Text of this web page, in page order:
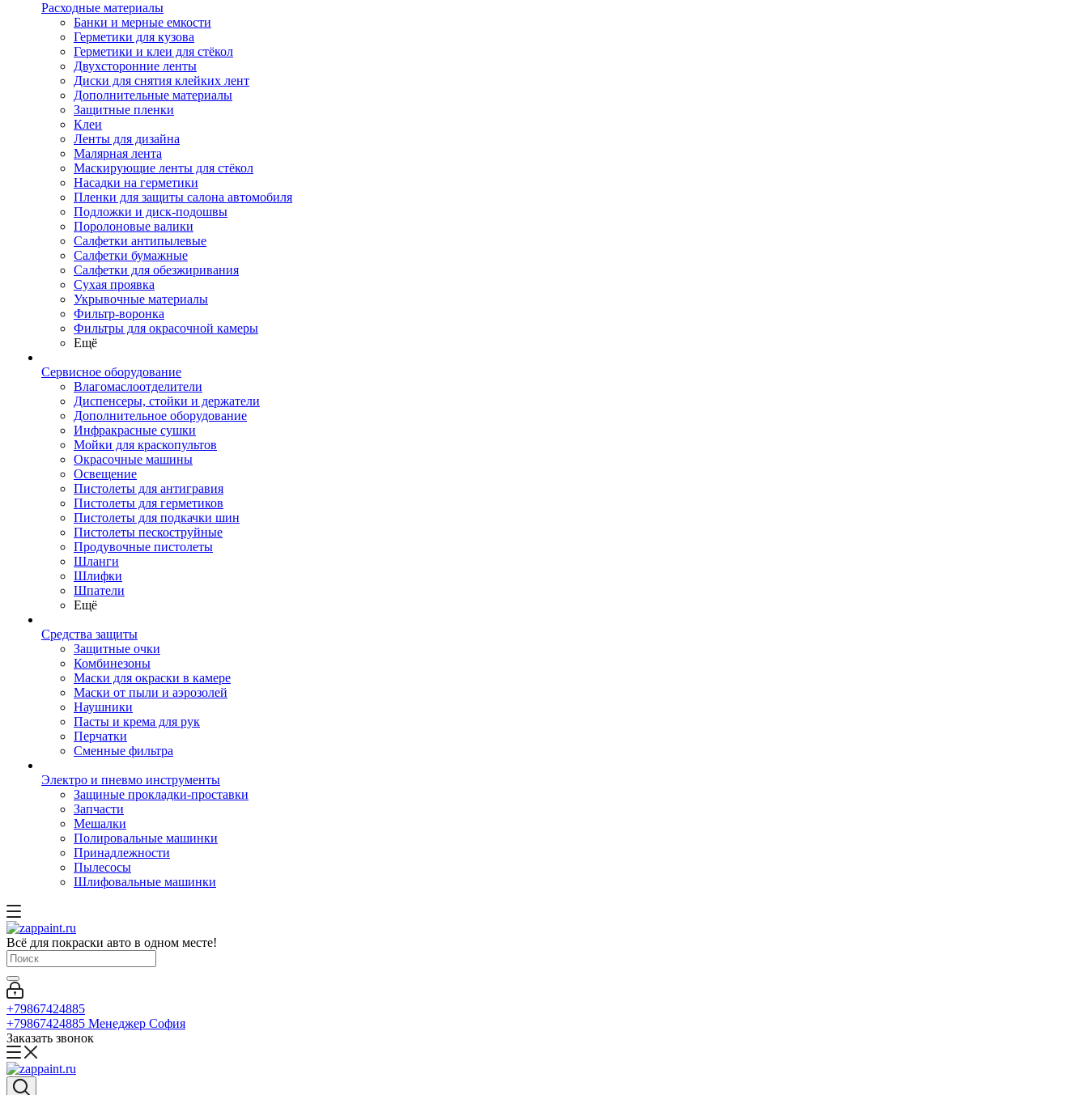
Расходные материалы
Банки и мерные емкости
Герметики для кузова
Герметики и клеи для стёкол
Двухсторонние ленты
Диски для снятия клейких лент
Дополнительные материалы
Защитные пленки
Клеи
Ленты для дизайна
Малярная лента
Маскирующие ленты для стёкол
Насадки на герметики
Пленки для защиты салона автомобиля
Подложки и диск-подошвы
Поролоновые валики
Салфетки антипылевые
Салфетки бумажные
Салфетки для обезжиривания
Сухая проявка
Укрывочные материалы
Фильтр-воронка
Фильтры для окрасочной камеры
Ещё
Сервисное оборудование
Влагомаслоотделители
Диспенсеры, стойки и держатели
Дополнительное оборудование
Инфракрасные сушки
Мойки для краскопультов
Окрасочные машины
Освещение
Пистолеты для антигравия
Пистолеты для герметиков
Пистолеты для подкачки шин
Пистолеты пескоструйные
Продувочные пистолеты
Шланги
Шлифки
Шпатели
Ещё
Средства защиты
Защитные очки
Комбинезоны
Маски для окраски в камере
Маски от пыли и аэрозолей
Наушники
Пасты и крема для рук
Перчатки
Сменные фильтра
Электро и пневмо инструменты
Защиные прокладки-проставки
Запчасти
Мешалки
Полировальные машинки
Принадлежности
Пылесосы
Шлифовальные машинки
Всё для покраски авто в одном месте!
+79867424885
+79867424885 Менеджер София
Заказать звонок